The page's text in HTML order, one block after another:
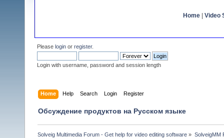
Home Video
Please login or register.
Login with username, password and session length
Home Help Search Login Register
Обсуждение продуктов на Русском языке
Solveig Multimedia Forum - Get help for video editing software » SolveigMM